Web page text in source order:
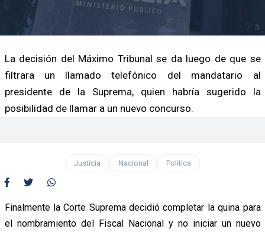
La decisión del Máximo Tribunal se da luego de que se
filtrara un llamado telefónico del mandatario al
presidente de la Suprema, quien habría sugerido la
posibilidad de llamar a un nuevo concurso.
Justicia Nacional Política
Finalmente la Corte Suprema decidió completar la quina para
el nombramiento del Fiscal Nacional y no iniciar un nuevo